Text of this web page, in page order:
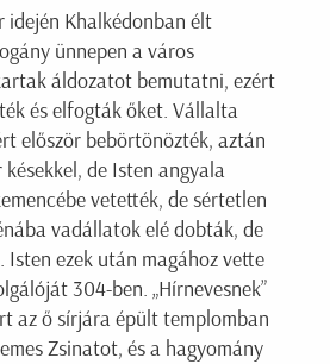
idején Khalkédonban élt
ünnepen a város
áldozatot bemutatni, ezért
és elfogták őket. Vállalta
először bebörtönözték, aztán
de Isten angyala
vetették, de sértetlen
vadállatok elé dobták, de
ezek után magához vette
304-ben. „Hírnevesnek”
az ő sírjára épült templomban
Zsinatot, és a hagyomány